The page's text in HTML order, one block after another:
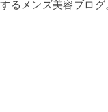
るメンズ美容ブログ